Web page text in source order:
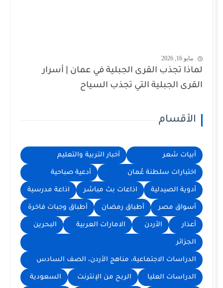
القرى الجبلية في عمان | أسرار
التي تجذب السياح
أخبار التربية والتعليم
سلطنة عُمان أدعية صباحية
اذاعات بث مباشر اذاعة مدرسية
أطباق رمضان أطباق وجبات فاخرة
الأردن الامارات العربية البحرين
الاجتماعية، مناهج الأردن، الصف السادس
الربح من الإنترنت السعودية